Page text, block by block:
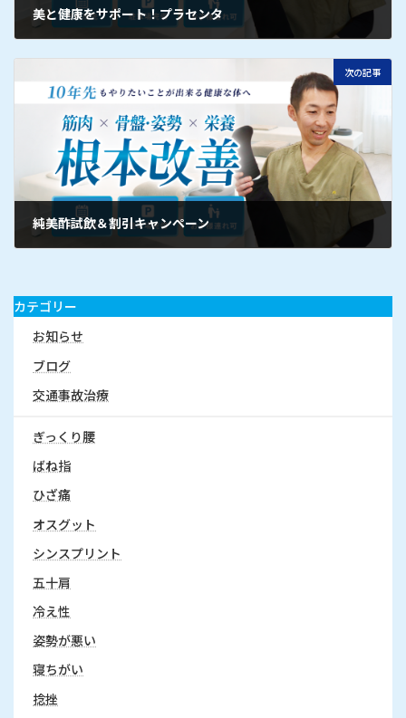
美と健康をサポート！プラセンタ
次の記事
純美酢試飲＆割引キャンペーン
カテゴリー
お知らせ
ブログ
交通事故治療
ぎっくり腰
ばね指
ひざ痛
オスグット
シンスプリント
五十肩
冷え性
姿勢が悪い
寝ちがい
捻挫